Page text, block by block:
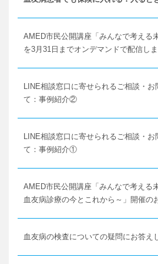
AMED市民公開講座「みんなで考える
を3月31日までオンデマンドで配信し
LINE相談窓口に寄せられるご相談・お
て：事例紹介②
LINE相談窓口に寄せられるご相談・お
て：事例紹介①
AMED市民公開講座「みんなで考える
血友病診療の今とこれから～」開催の
血友病の検査についての疑問にお答え